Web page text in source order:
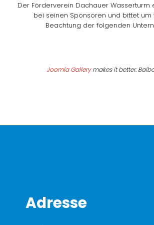
Der Förderverein Dachauer Wasserturm
bei seinen Sponsoren und bittet um
Beachtung der folgenden
Joomla Gallerymakes it better.
Adresse